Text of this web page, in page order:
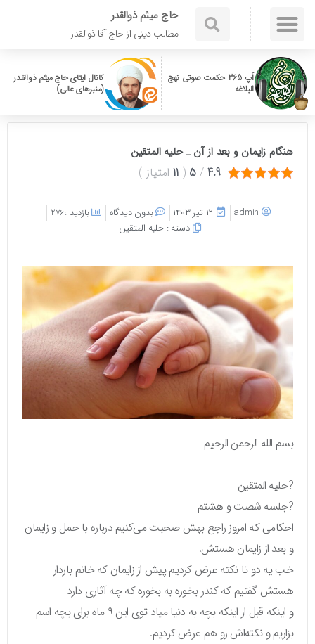
حاج میثم ذوالقدر
مطالب دینی از حاج آقا ذوالقدر
اَپ 365 حکمت صوتی نهج
البلاغه
کانال ایتای حاج میثم ذوالقدر
(منبرهای عالی)
هنگام زایمان و بعد از آن _ حلیه المتقین
4.9
/
5
(
11 امتیاز)
admin ۱۲ تیر ۱۴۰۳ بدون دیدگاه
بازدید :276
دسته :حلیه المتقین
بسم الله الرحمن الرحیم
?حلیه المتقین
?جلسه شصت و هشتم
احکامی که امروز راجع بهش صحبت می‌کنیم درباره با حمل و زایمان
و بعد از زایمان هستش.
خب یه دو تا نکته عرض کردیم پیش از زایمان که خانم باردار
هستش گفتیم که کندر بخوره به بخوره که چه آثاری دارد
و اینکه قبل از اینکه بچه به دنیا میاد توی این ۹ ماه برای بچه اسم
بزاریم و نکته‌اش رو هم عرض کردیم.